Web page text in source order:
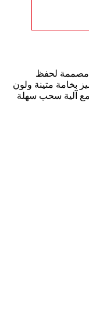
مصممة لحفظ
بخامة متينة ولون
آلية سحب سهلة